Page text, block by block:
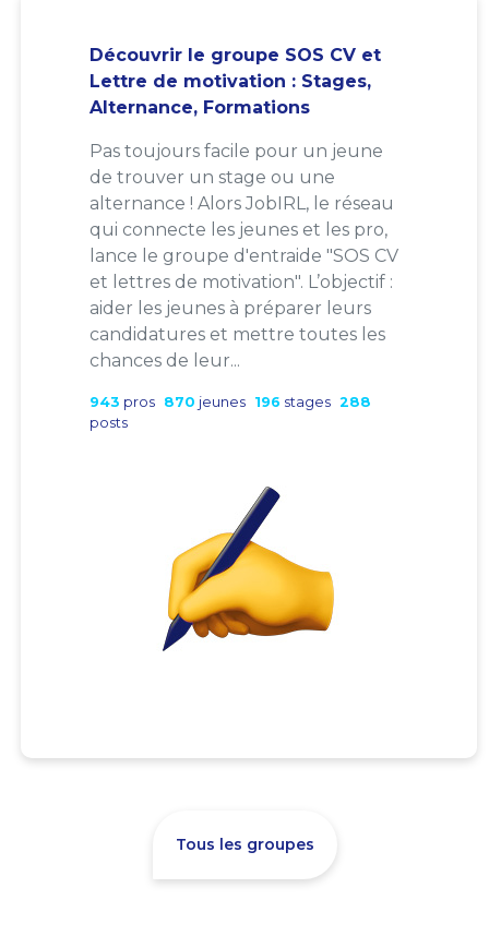
Découvrir le groupe SOS CV et
Lettre de motivation : Stages,
Alternance, Formations
Pas toujours facile pour un jeune
de trouver un stage ou une
alternance ! Alors JobIRL, le réseau
qui connecte les jeunes et les pro,
lance le groupe d'entraide "SOS CV
et lettres de motivation". L’objectif :
aider les jeunes à préparer leurs
candidatures et mettre toutes les
chances de leur...
943 pros 870 jeunes 196 stages 288
posts
Tous les groupes